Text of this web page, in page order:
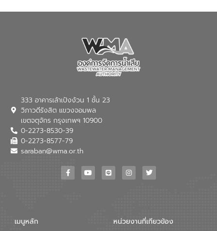
ณ เทศบาลตำบลบางเลน จังหวัดนครปฐม
333 อาคารเล้าเป้งง้วน 1 ชั้น 23
วิภาวดีรังสิต แขวงจอมพล
เขตจตุจักร กรุงเทพฯ 10900
0-2273-8530-39
0-2273-8577-79
saraban@wma.or.th
เมนูหลัก หน่วยงานที่เกียวข้อง